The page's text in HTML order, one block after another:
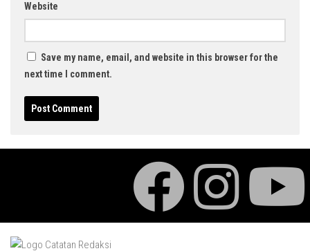
Website
Save my name, email, and website in this browser for the
next time I comment.